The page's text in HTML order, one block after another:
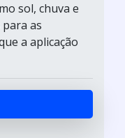
sol, chuva e
as
a aplicação